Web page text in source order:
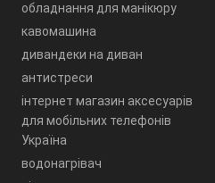
обладнання для манікюру
кавомашина
дивандеки на диван
антистреси
інтернет магазин аксесуарів
для мобільних телефонів
Україна
водонагрівач